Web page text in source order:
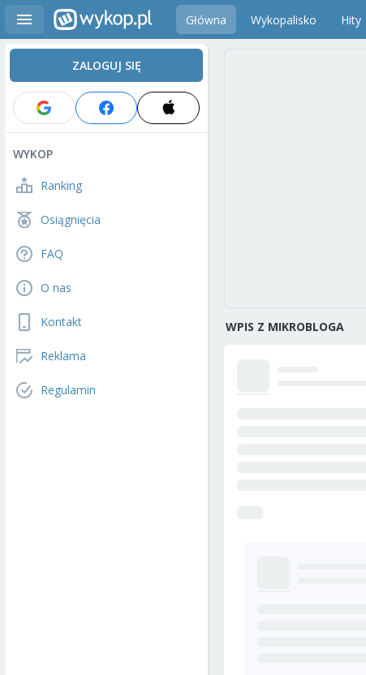
Główna Wykopalisko Hity
ZALOGUJ SIĘ
WYKOP
Ranking
Osiągnięcia
FAQ
O nas
Kontakt
Reklama
Regulamin
WPIS Z MIKROBLOGA